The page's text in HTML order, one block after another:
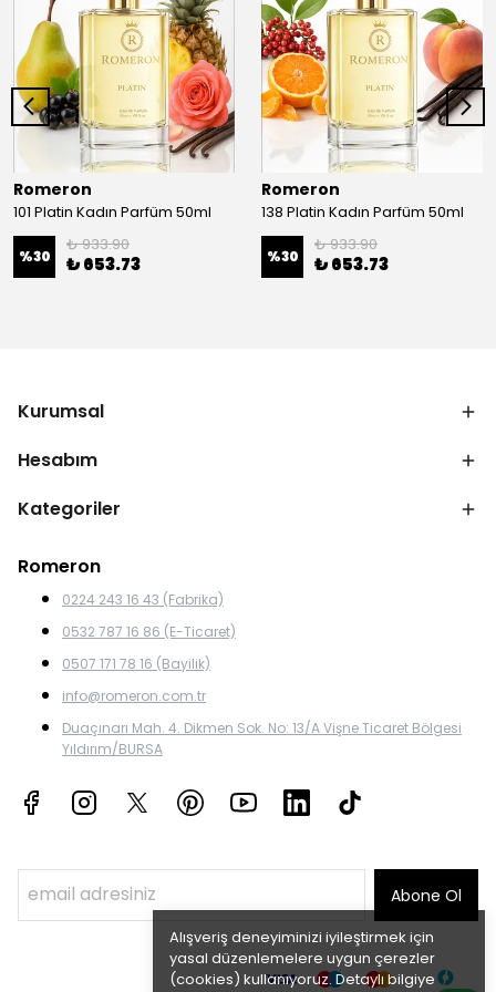
Alışveriş deneyiminizi iyileştirmek için
yasal düzenlemelere uygun çerezler
(cookies) kullanıyoruz. Detaylı bilgiye
Romeron
101 Platin Kadın Parfüm 50ml
%30
₺ 933.90
₺ 653.73
Romeron
138 Platin Kadın Parfüm 50ml
%30
₺ 933.90
₺ 653.73
Kurumsal
Hesabım
Kategoriler
Romeron
0224 243 16 43 (Fabrika)
0532 787 16 86 (E-Ticaret)
0507 171 78 16 (Bayilik)
info@romeron.com.tr
Duaçınarı Mah. 4. Dikmen Sok. No: 13/A Vişne Ticaret Bölgesi
Yıldırım/BURSA
Abone Ol